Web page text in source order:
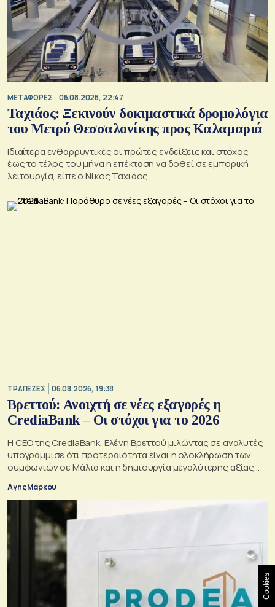
ΜΕΤΑΦΟΡΕΣ 06.08.2026, 22:47
Ταχιάος: Ξεκινούν δοκιμαστικά δρομολόγια
του Μετρό Θεσσαλονίκης προς Καλαμαριά
Ιδιαίτερα ενθαρρυντικές οι πρώτες ενδείξεις και στόχος
έως το τέλος του μήνα η επέκταση να δοθεί σε εμπορική
λειτουργία, είπε ο Νίκος Ταχιάος
ΤΡΑΠΕΖΕΣ 06.08.2026, 19:38
Βρεττού: Ανοιχτή σε νέες εξαγορές η
CrediaBank – Οι στόχοι για το 2026
Η CEO της CrediaBank, Ελένη Βρεττού μιλώντας σε αναλυτές
υπογράμμισε ότι προτεραιότητα είναι η ολοκλήρωση των
συμφωνιών σε Μάλτα και η δημιουργία μεγαλύτερης αξίας
για τους μετόχους
Αγης Μάρκου
Cookies